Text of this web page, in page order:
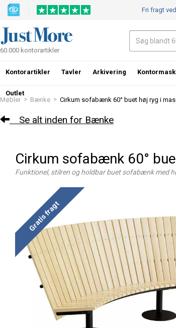
Møbler > Bænke > Cirkum sofabænk 60° buet høj ryg i
Se alt inden for Bænke
Cirkum sofabænk 60°
Funktionel, stilren og holdbar buet sofabænk med
Gratis fragt
Fri fragt
60.000 kontorartikler
Kontorartikler Tavler Arkivering
Outlet